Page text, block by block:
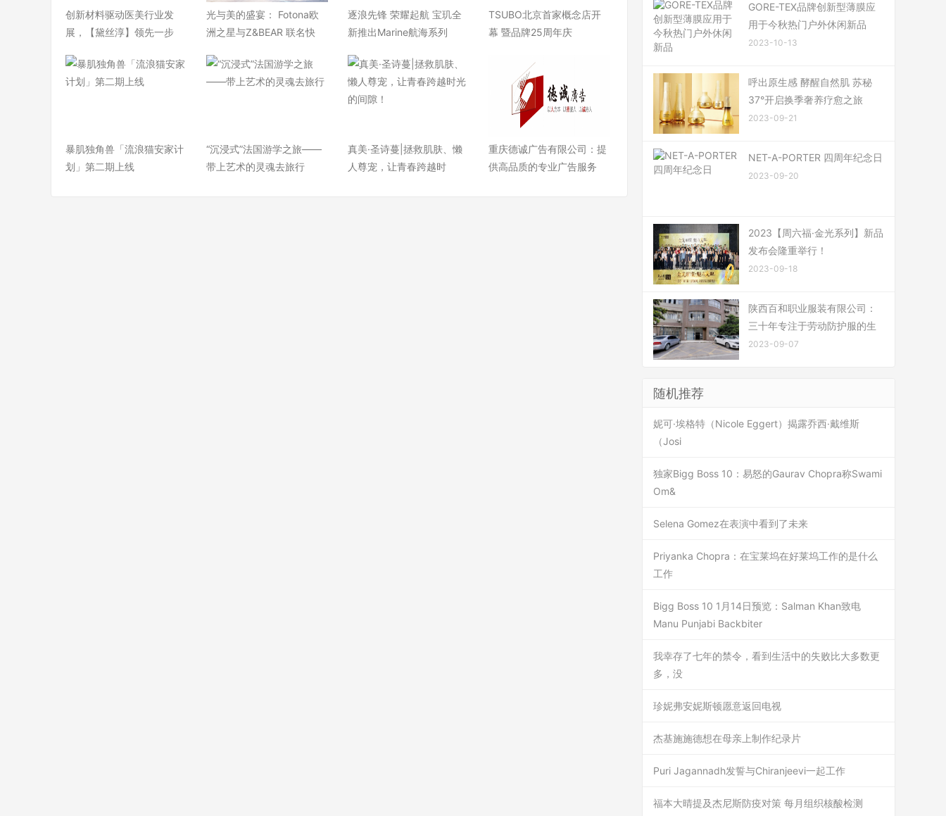
​创新材料驱动医美行业发
展，【黛丝淳】领先一步
光与美的盛宴： Fotona欧
洲之星与Z&BEAR 联名快
逐浪先锋 荣耀起航 宝玑全
新推出Marine航海系列
TSUBO北京首家概念店开
幕 暨品牌25周年庆
暴肌独角兽「流浪猫安家计
划」第二期上线
“沉浸式”法国游学之旅——
带上艺术的灵魂去旅行
真美·圣诗蔓|拯救肌肤、懒
人尊宠，让青春跨越时
重庆德诚广告有限公司：提
供高品质的专业广告服务
GORE-TEX品牌创新型薄膜应
用于今秋热门户外休闲新品
2023-10-13
呼出原生感 酵醒自然肌 苏秘
37°开启换季奢养疗愈之旅
2023-09-21
NET-A-PORTER 四周年纪念日
2023-09-20
2023【周六福·金光系列】新品
发布会隆重举行！
2023-09-18
陕西百和职业服装有限公司：
三十年专注于劳动防护服的生
2023-09-07
随机推荐
妮可·埃格特（Nicole Eggert）揭露乔西·戴维斯
（Josi
独家Bigg Boss 10：易怒的Gaurav Chopra称Swami
Om&
Selena Gomez在表演中看到了未来
Priyanka Chopra：在宝莱坞在好莱坞工作的是什么
工作
Bigg Boss 10 1月14日预览：Salman Khan致电
Manu Punjabi Backbiter
我幸存了七年的禁令，看到生活中的失败比大多数更
多，没
珍妮弗安妮斯顿愿意返回电视
杰基施施德想在母亲上制作纪录片
Puri Jagannadh发誓与Chiranjeevi一起工作
福本大晴提及杰尼斯防疫对策 每月组织核酸检测